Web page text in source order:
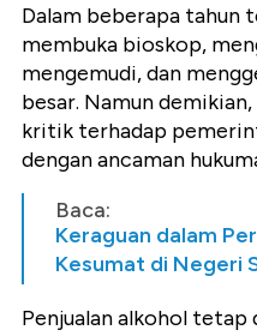
Dalam beberapa tahun
membuka bioskop,
mengemudi, dan
besar. Namun
kritik terhadap
dengan ancaman
Baca:
Keraguan dalam
Kesumat di Negeri
Penjualan alkohol tetap